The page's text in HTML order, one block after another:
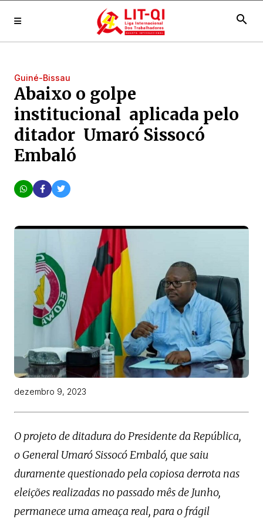
search
Guiné-Bissau
Abaixo o golpe
institucional aplicada pelo
ditador Umaró Sissocó
Embaló
dezembro 9, 2023
O projeto de ditadura do Presidente da República,
o General Umaró Sissocó Embaló, que saiu
duramente questionado pela copiosa derrota nas
eleições realizadas no passado mês de Junho,
permanece uma ameaça real, para o frágil